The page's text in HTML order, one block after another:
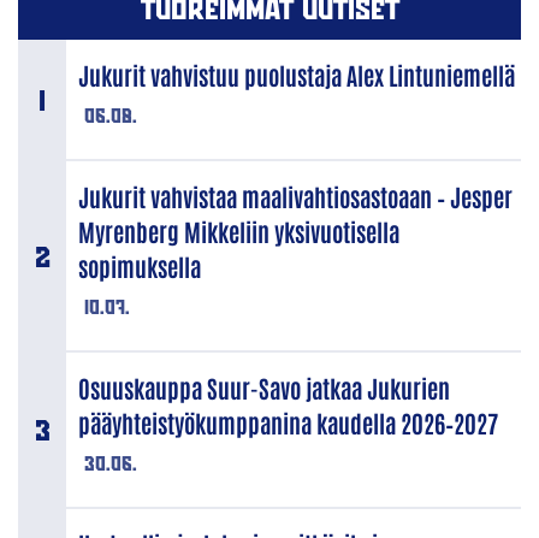
TUOREIMMAT UUTISET
06.08.
Jukurit vahvistuu puolustaja Alex Lintuniemellä
10.07.
Jukurit vahvistaa maalivahtiosastoaan – Jesper
Myrenberg Mikkeliin yksivuotisella
sopimuksella
30.06.
Osuuskauppa Suur-Savo jatkaa Jukurien
pääyhteistyökumppanina kaudella 2026–2027